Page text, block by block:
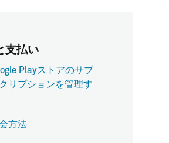
支払い
Playストアのサブ
リプションを管理す
方法